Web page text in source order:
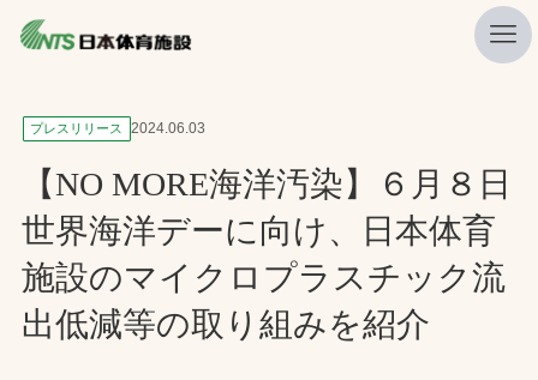
私たちの強み
ニュース
プレスリリース
レポート
製品・サービス一覧
プレスリリース 2024.06.03
【NO MORE海洋汚染】６月８日
世界海洋デーに向け、日本体育
施設のマイクロプラスチック流
出低減等の取り組みを紹介